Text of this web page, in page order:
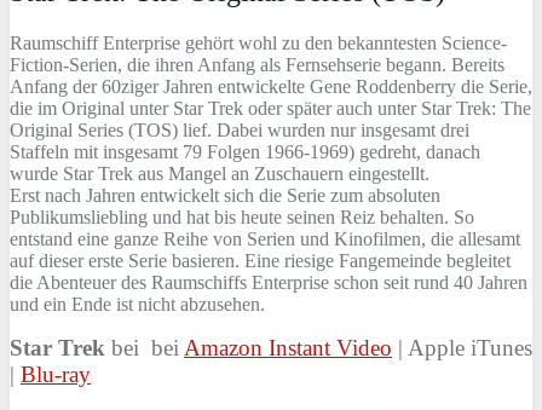
Raumschiff Enterprise gehört wohl zu den bekanntesten Science-
Fiction-Serien, die ihren Anfang als Fernsehserie begann. Bereits
Anfang der 60ziger Jahren entwickelte Gene Roddenberry die Serie,
die im Original unter Star Trek oder später auch unter Star Trek: The
Original Series (TOS) lief. Dabei wurden nur insgesamt drei
Staffeln mit insgesamt 79 Folgen 1966-1969) gedreht, danach
wurde Star Trek aus Mangel an Zuschauern eingestellt.
Erst nach Jahren entwickelt sich die Serie zum absoluten
Publikumsliebling und hat bis heute seinen Reiz behalten. So
entstand eine ganze Reihe von Serien und Kinofilmen, die allesamt
auf dieser erste Serie basieren. Eine riesige Fangemeinde begleitet
die Abenteuer des Raumschiffs Enterprise schon seit rund 40 Jahren
und ein Ende ist nicht abzusehen.
Star Trek bei beiAmazon Instant Video | Apple iTunes
| Blu-ray